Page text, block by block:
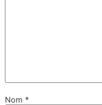
Nom *